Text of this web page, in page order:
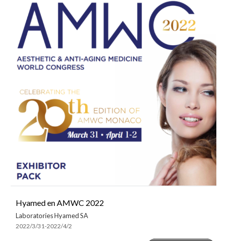
Hyamed en AMWC 2022
Laboratories Hyamed SA
2022/3/31-2022/4/2